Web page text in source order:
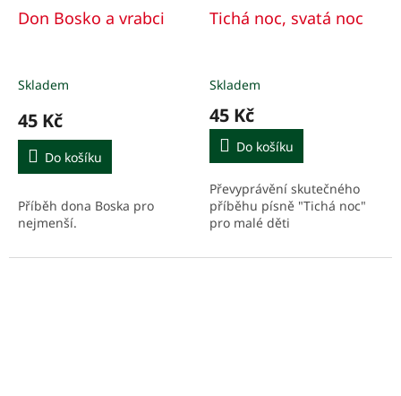
Don Bosko a vrabci
Skladem
45 Kč
Do košíku
Příběh dona Boska pro
nejmenší.
Tichá noc, svatá noc
Skladem
45 Kč
Do košíku
Převyprávění skutečného
příběhu písně "Tichá noc"
pro malé děti